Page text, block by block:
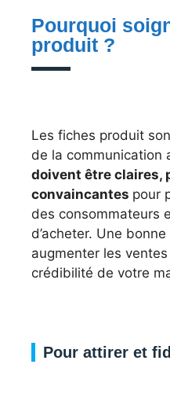
Pourquoi
produit ?
Les fiches produit
de la communication
doivent être claires,
convaincantes pour
des consommateurs
d’acheter. Une
augmenter les
crédibilité de votre
Pour attirer et